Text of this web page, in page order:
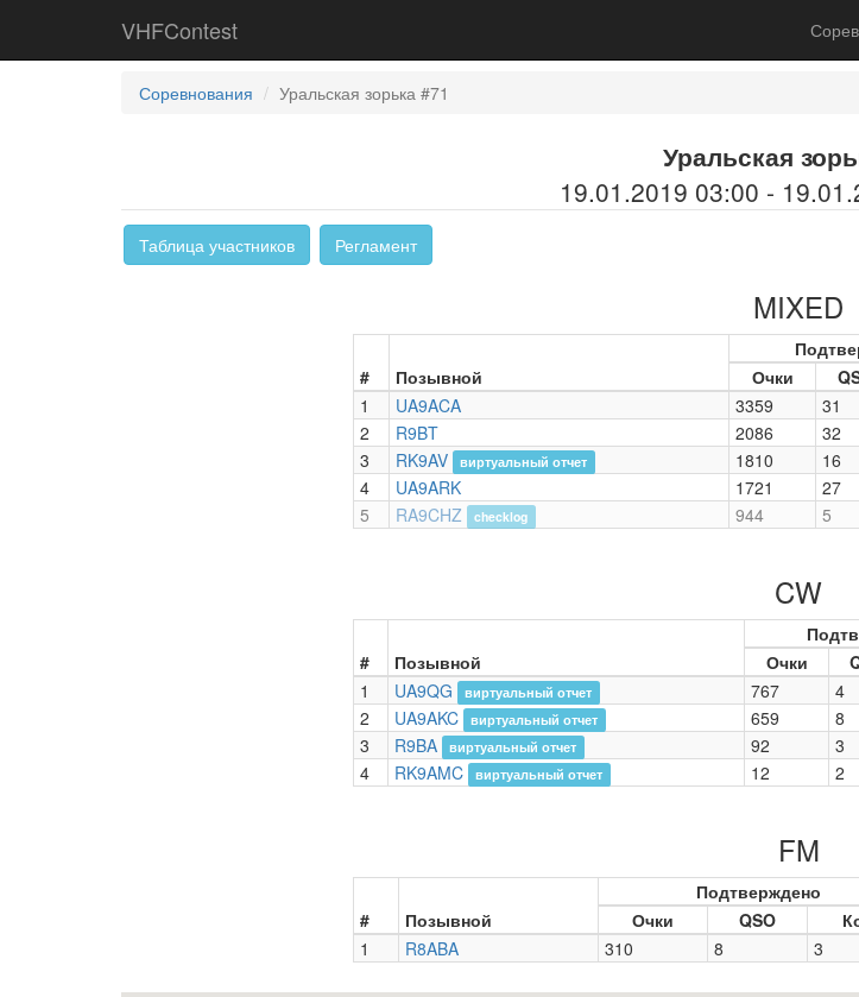
VHFContest
Соревнования Уральская зорька #71
Уральская
19.01.2019 03:00 -
Таблица участников Регламент
MIXED
# Позывной
Очки
1
UA9ACA 3359 31
2
R9BT 2086 32
3
RK9AV виртуальный отчет 1810 16
4
UA9ARK 1721 27
5
RA9CHZ checklog 944 5
CW
# Позывной
Очки
1
UA9QG виртуальный отчет 767 4
2
UA9AKC виртуальный отчет 659 8
3
R9BA виртуальный отчет 92 3
4
RK9AMC виртуальный отчет 12 2
FM
# Позывной
Подтверждено
Очки
QSO
1
R8ABA 310 8 3